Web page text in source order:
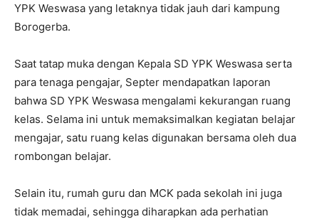
YPK Weswasa yang letaknya tidak jauh dari kampung
Borogerba.
Saat tatap muka dengan Kepala SD YPK Weswasa serta
para tenaga pengajar, Septer mendapatkan laporan
bahwa SD YPK Weswasa mengalami kekurangan ruang
kelas. Selama ini untuk memaksimalkan kegiatan belajar
mengajar, satu ruang kelas digunakan bersama oleh dua
rombongan belajar.
Selain itu, rumah guru dan MCK pada sekolah ini juga
tidak memadai, sehingga diharapkan ada perhatian